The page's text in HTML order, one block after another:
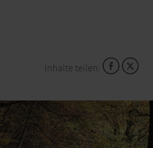
Inhalte teilen: